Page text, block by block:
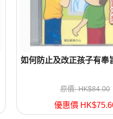
如何防止及改正孩子有奉
原價: HK$84.00
優惠價